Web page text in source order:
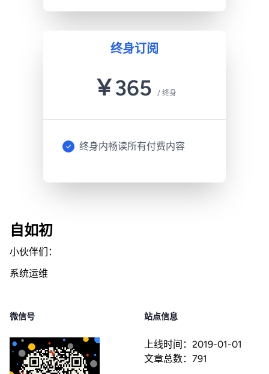
终身订阅
￥365 / 终身
终身内畅读所有付费内容
自如初
小伙伴们：
系统运维
微信号 站点信息
上线时间： 2019-01-01
文章总数： 791